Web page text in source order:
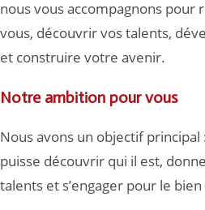
nous vous accompagnons pour
vous, découvrir vos talents,
et construire votre avenir.
Notre ambition pour vous
Nous avons un objectif
puisse découvrir qui il est,
talents et s’engager pour le